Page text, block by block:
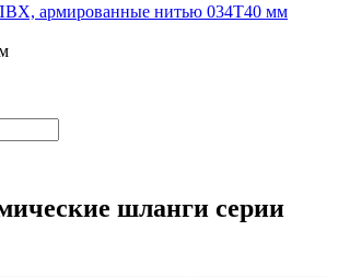
армированные нитью 034Т40 мм
шланги серии